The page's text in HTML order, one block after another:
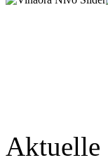
Aktuelle